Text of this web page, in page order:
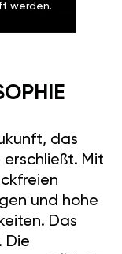
werden.
das
erschließt. Mit
und hohe
Das
Die